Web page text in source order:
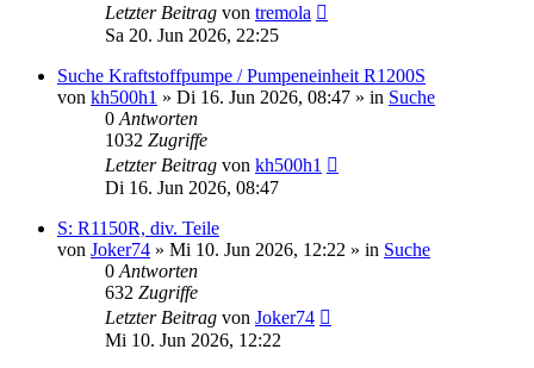
Letzter Beitrag von tremola
Sa 20. Jun 2026, 22:25
Suche Kraftstoffpumpe / Pumpeneinheit R1200S
von kh500h1 » Di 16. Jun 2026, 08:47 » in Suche
0 Antworten
1032 Zugriffe
Letzter Beitrag von kh500h1
Di 16. Jun 2026, 08:47
S: R1150R, div. Teile
von Joker74 » Mi 10. Jun 2026, 12:22 » in Suche
0 Antworten
632 Zugriffe
Letzter Beitrag von Joker74
Mi 10. Jun 2026, 12:22